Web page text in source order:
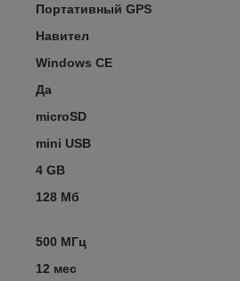
Портативный GPS
Навител
Windows CE
Да
microSD
mini USB
4 GB
128 Мб
500 МГц
12 мес